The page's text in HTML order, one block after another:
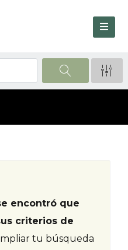
encontró que
criterios de
tu búsqueda